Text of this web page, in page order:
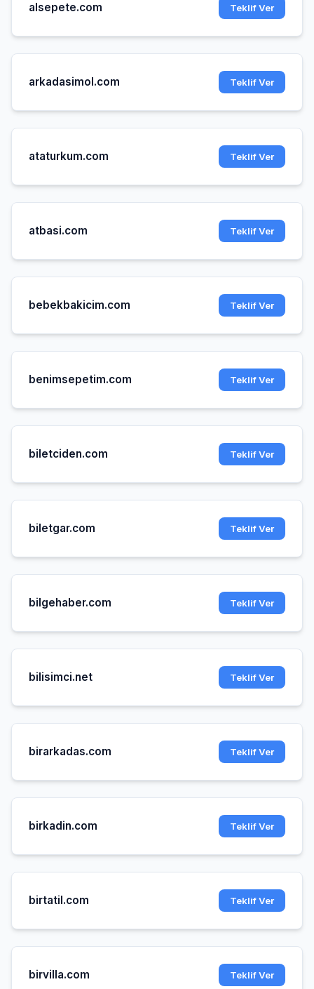
alsepete.com Teklif Ver
arkadasimol.com Teklif Ver
ataturkum.com Teklif Ver
atbasi.com Teklif Ver
bebekbakicim.com Teklif Ver
benimsepetim.com Teklif Ver
biletciden.com Teklif Ver
biletgar.com Teklif Ver
bilgehaber.com Teklif Ver
bilisimci.net Teklif Ver
birarkadas.com Teklif Ver
birkadin.com Teklif Ver
birtatil.com Teklif Ver
birvilla.com Teklif Ver